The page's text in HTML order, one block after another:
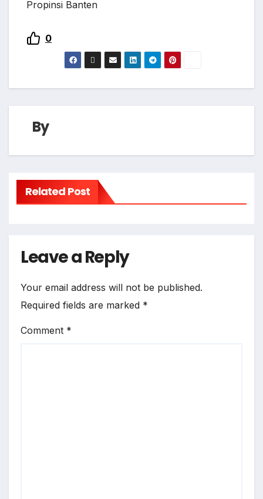
Propinsi Banten
0
By
Related Post
Leave a Reply
Your email address will not be published.
Required fields are marked *
Comment *